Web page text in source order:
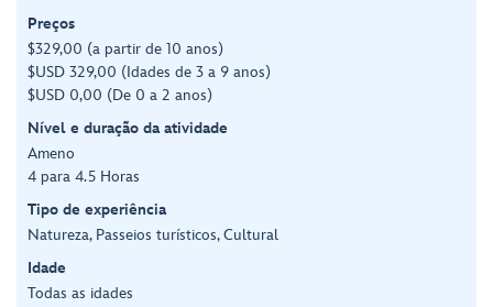
Preços
$329,00 (a partir de 10 anos)
$USD 329,00 (Idades de 3 a 9 anos)
$USD 0,00 (De 0 a 2 anos)
Nível e duração da atividade
Ameno
4 para 4.5 Horas
Tipo de experiência
Natureza, Passeios turísticos, Cultural
Idade
Todas as idades